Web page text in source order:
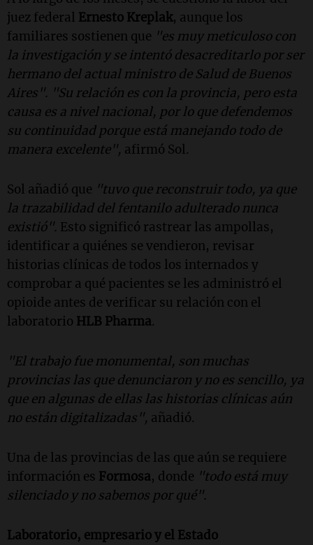
juez federal Ernesto Kreplak, aunque los
familiares sostienen que "es muy meticuloso con
la investigación y se intentó desacreditarlo por ser
hermano del actual ministro de Salud de Buenos
Aires". "Su relación es con la provincia, pero esta
causa es a nivel nacional, por lo que defendemos
su continuidad porque está manejando todo de
manera excelente", afirmó Sol.
Sol añadió que "tuvo que reconstruir todo, ya que
la trazabilidad del fentanilo adulterado nunca
existió". Esto significó rastrear las ampollas,
identificar a quiénes se vendieron, revisar
historias clínicas de todos los internados y
comprobar a qué pacientes se les administró el
opioide antes de verificar su relación con el
laboratorio HLB Pharma.
"El trabajo fue monumental, son muchas
provincias las que denunciaron y no es sencillo, ya
que en algunas de ellas las historias clínicas aún
no están digitalizadas", añadió.
Una de las provincias de las que aún se requiere
información es Formosa, donde "todo está muy
silenciado y no sabemos por qué".
Laboratorio, empresario y el Estado